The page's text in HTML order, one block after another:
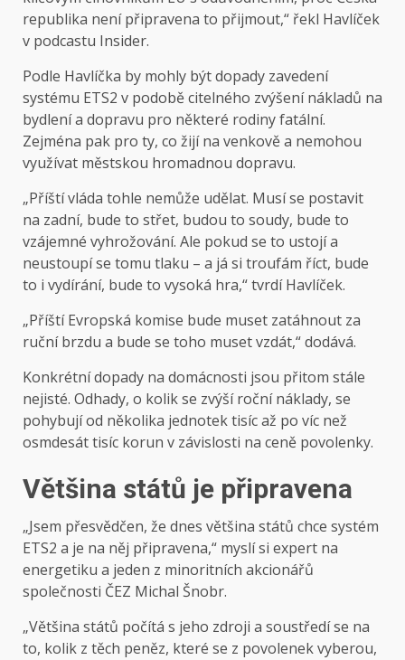
republika není připravena to přijmout,“ řekl Havlíček
v podcastu Insider.
Podle Havlíčka by mohly být dopady zavedení
systému ETS2 v podobě citelného zvýšení nákladů na
bydlení a dopravu pro některé rodiny fatální.
Zejména pak pro ty, co žijí na venkově a nemohou
využívat městskou hromadnou dopravu.
„Příští vláda tohle nemůže udělat. Musí se postavit
na zadní, bude to střet, budou to soudy, bude to
vzájemné vyhrožování. Ale pokud se to ustojí a
neustoupí se tomu tlaku – a já si troufám říct, bude
to i vydírání, bude to vysoká hra,“ tvrdí Havlíček.
„Příští Evropská komise bude muset zatáhnout za
ruční brzdu a bude se toho muset vzdát,“ dodává.
Konkrétní dopady na domácnosti jsou přitom stále
nejisté. Odhady, o kolik se zvýší roční náklady, se
pohybují od několika jednotek tisíc až po víc než
osmdesát tisíc korun v závislosti na ceně povolenky.
Většina států je připravena
„Jsem přesvědčen, že dnes většina států chce systém
ETS2 a je na něj připravena,“ myslí si expert na
energetiku a jeden z minoritních akcionářů
společnosti ČEZ Michal Šnobr.
„Většina států počítá s jeho zdroji a soustředí se na
to, kolik z těch peněz, které se z povolenek vyberou,